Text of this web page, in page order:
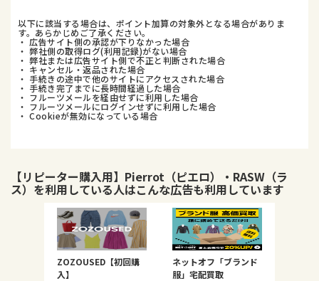
以下に該当する場合は、ポイント加算の対象外となる場合がありま
す。あらかじめご了承ください。
・ 広告サイト側の承認が下りなかった場合
・ 弊社側の取得ログ(利用記録)がない場合
・ 弊社または広告サイト側で不正と判断された場合
・ キャンセル・返品された場合
・ 手続きの途中で他のサイトにアクセスされた場合
・ 手続き完了までに長時間経過した場合
・ フルーツメールを経由せずに利用した場合
・ フルーツメールにログインせずに利用した場合
・ Cookieが無効になっている場合
【リピーター購入用】Pierrot（ピエロ）・RASW（ラ
ス） を利用している人はこんな広告も利用しています
ZOZOUSED【初回購
入】
ネットオフ「ブランド
服」宅配買取